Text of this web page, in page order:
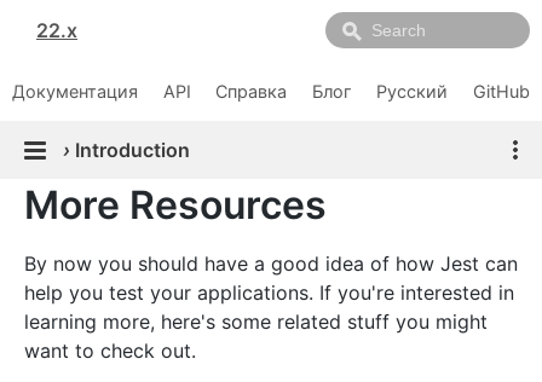
22.x
Документация API Справка Блог Русский GitHub
› Introduction
More Resources
By now you should have a good idea of how Jest can
help you test your applications. If you're interested in
learning more, here's some related stuff you might
want to check out.